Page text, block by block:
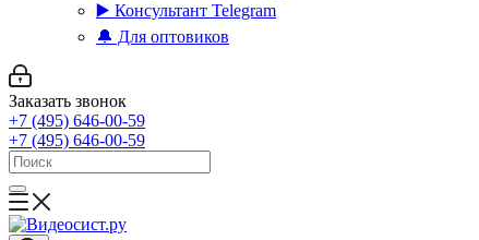
▶️ Консультант Telegram
🔔 Для оптовиков
Заказать звонок
+7 (495) 646-00-59
+7 (495) 646-00-59